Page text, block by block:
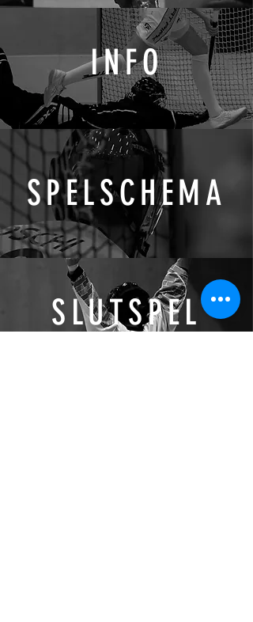
INFO
SPELSCHEMA
SLUTSPEL